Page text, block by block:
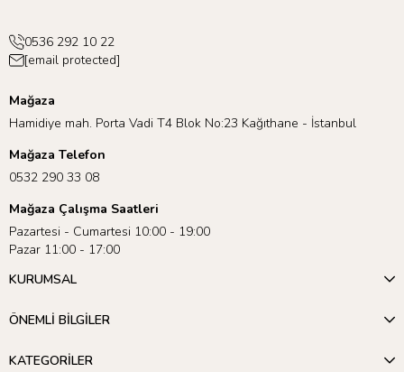
0536 292 10 22
[email protected]
Mağaza
Hamidiye mah. Porta Vadi T4 Blok No:23 Kağıthane - İstanbul
Mağaza Telefon
0532 290 33 08
Mağaza Çalışma Saatleri
Pazartesi - Cumartesi 10:00 - 19:00
Pazar 11:00 - 17:00
KURUMSAL
ÖNEMLİ BİLGİLER
KATEGORİLER